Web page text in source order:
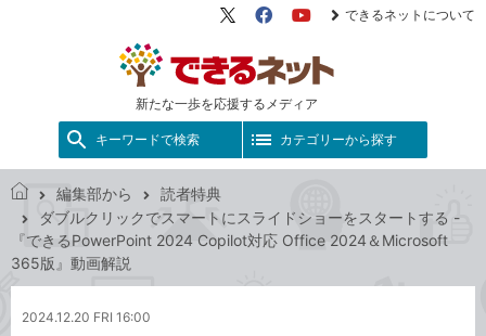
新たな一歩を応援するメディア
X（旧
FacebookYouTube
できるネットについて
キーワードで検索 カテゴリーから探す
き
る
ト
編集部から
読者特典
ダブルクリックでスマートにスライドショーをスタートする -
『できるPowerPoint 2024 Copilot対応 Office 2024＆Microsoft
365版』動画解説
2024.12.20 FRI 16:00